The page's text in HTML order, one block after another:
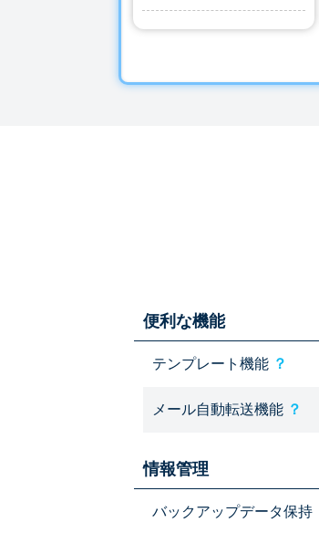
便利な機能
テンプレート機能 ？
メール自動転送機能 ？
情報管理
バックアップデータ保持